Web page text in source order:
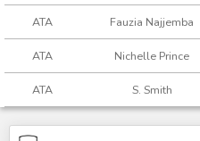
ATA Fauzia Najjemba
ATA Nichelle Prince
ATA S. Smith